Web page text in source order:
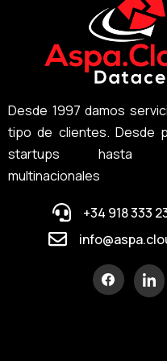
Desde 1997 damos
tipo de clientes. Desde
startups hasta
multinacionales
+34 918 333